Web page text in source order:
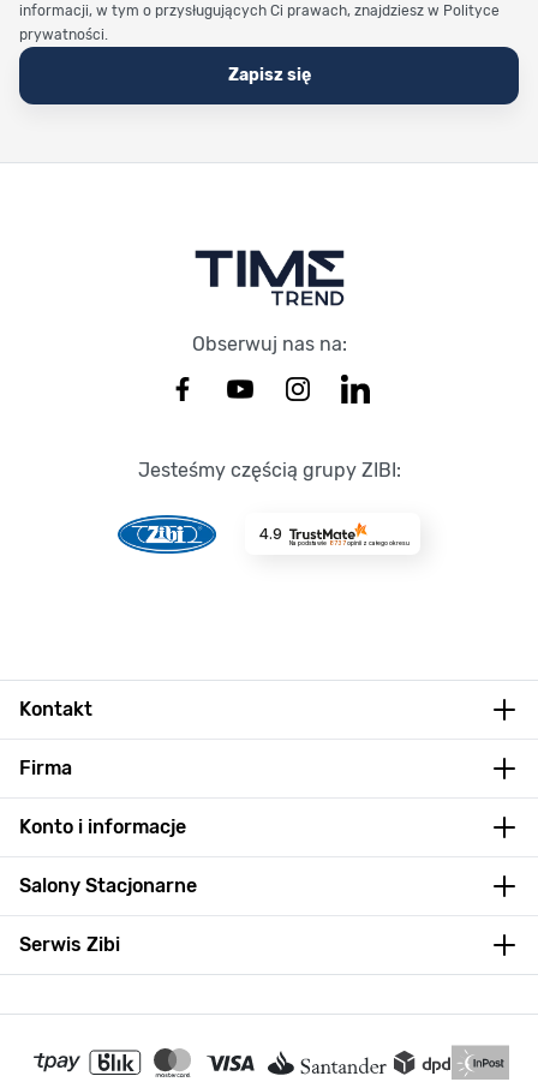
informacji, w tym o przysługujących Ci prawach, znajdziesz w Polityce
prywatności.
Zapisz się
Obserwuj nas na:
Jesteśmy częścią grupy ZIBI:
4.9
Na podstawie 8737opinii z całego okresu
Kontakt
Firma
Konto i informacje
Salony Stacjonarne
Serwis Zibi